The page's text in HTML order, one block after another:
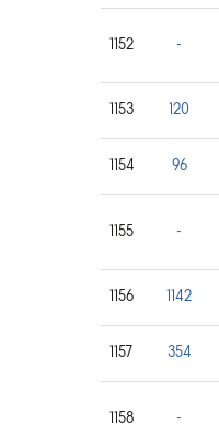
1152 -
1153 120
1154 96
1155 -
1156 1142
1157 354
1158 -